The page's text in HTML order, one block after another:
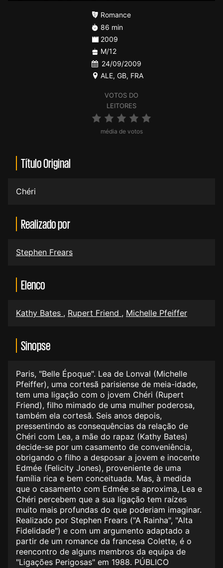
VOTOS DO
LEITORES
média de votos
Romance
86 min
2009
M/12
24/09/2009
ALE, GB, FRA
Título Original
Chéri
Realizado por
Stephen Frears
Elenco
Kathy Bates , Rupert Friend , Michelle Pfeiffer
Sinopse
Paris, "Belle Époque". Lea de Lonval (Michelle
Pfeiffer), uma cortesã parisiense de meia-idade,
tem uma ligação com o jovem Chéri (Rupert
Friend), filho mimado de uma mulher poderosa,
também ela cortesã. Seis anos depois,
pressentindo as consequências da relação de
Chéri com Lea, a mãe do rapaz (Kathy Bates)
decide-se por um casamento de conveniência,
obrigando o filho a desposar a jovem e inocente
Edmée (Felicity Jones), proveniente de uma
família rica e bem conceituada. Mas, à medida
que o casamento com Edmée se aproxima, Lea e
Chéri percebem que a sua ligação tem raízes
muito mais profundas do que poderiam imaginar.
Realizado por Stephen Frears ("A Rainha", "Alta
Fidelidade") e com um argumento adaptado a
partir de um romance da francesa Colette, é o
reencontro de alguns membros da equipa de
"Ligações Perigosas" em 1988. PÚBLICO